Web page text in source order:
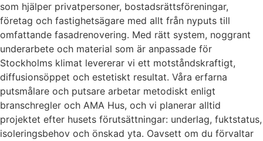
som hjälper privatpersoner, bostadsrättsföreningar,
företag och fastighetsägare med allt från nyputs till
omfattande fasadrenovering. Med rätt system, noggrant
underarbete och material som är anpassade för
Stockholms klimat levererar vi ett motståndskraftigt,
diffusionsöppet och estetiskt resultat. Våra erfarna
putsmålare och putsare arbetar metodiskt enligt
branschregler och AMA Hus, och vi planerar alltid
projektet efter husets förutsättningar: underlag, fuktstatus,
isoleringsbehov och önskad yta. Oavsett om du förvaltar